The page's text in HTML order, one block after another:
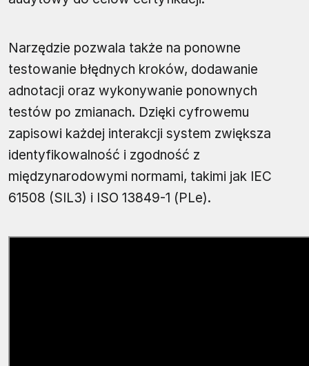
Narzędzie pozwala także na ponowne
testowanie błędnych kroków, dodawanie
adnotacji oraz wykonywanie ponownych
testów po zmianach. Dzięki cyfrowemu
zapisowi każdej interakcji system zwiększa
identyfikowalność i zgodność z
międzynarodowymi normami, takimi jak IEC
61508 (SIL3) i ISO 13849-1 (PLe).